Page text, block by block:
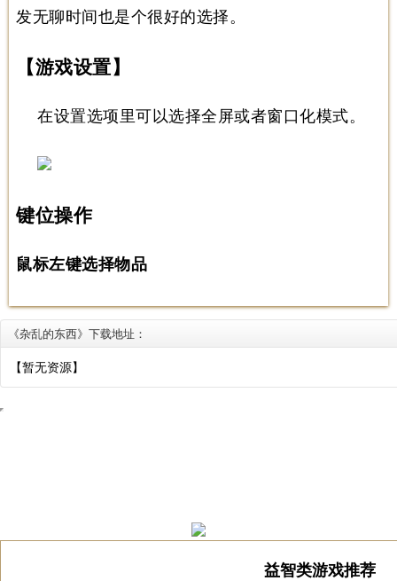
发无聊时间也是个很好的选择。
【游戏设置】
在设置选项里可以选择全屏或者窗口化模式。
键位操作
鼠标左键选择物品
《杂乱的东西》下载地址：
【暂无资源】
益智类游戏推荐